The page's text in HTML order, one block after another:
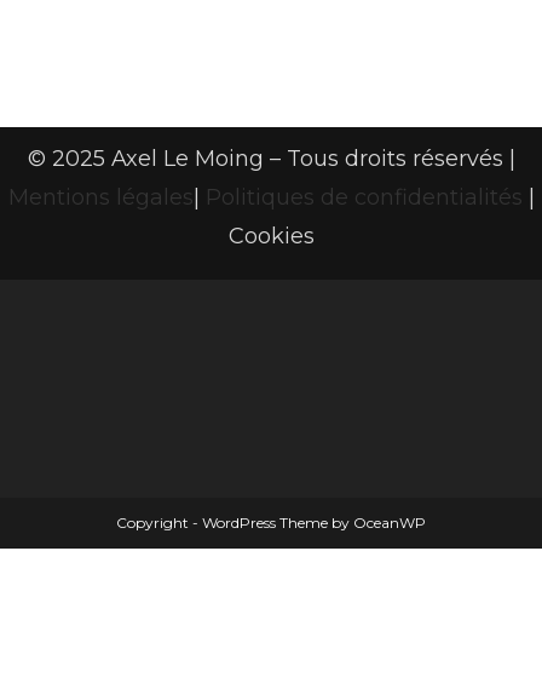
© 2025 Axel Le Moing – Tous droits réservés |
Mentions légales| Politiques de confidentialités |
Cookies
Copyright - WordPress Theme by OceanWP